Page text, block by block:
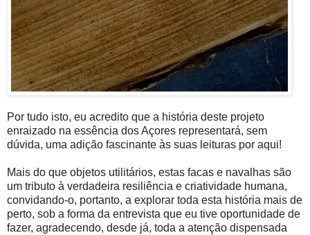
Por tudo isto, eu acredito que a história deste projeto
enraizado na essência dos Açores representará, sem
dúvida, uma adição fascinante às suas leituras por aqui!
Mais do que objetos utilitários, estas facas e navalhas são
um tributo à verdadeira resiliência e criatividade humana,
convidando-o, portanto, a explorar toda esta história mais de
perto, sob a forma da entrevista que eu tive oportunidade de
fazer, agradecendo, desde já, toda a atenção dispensada